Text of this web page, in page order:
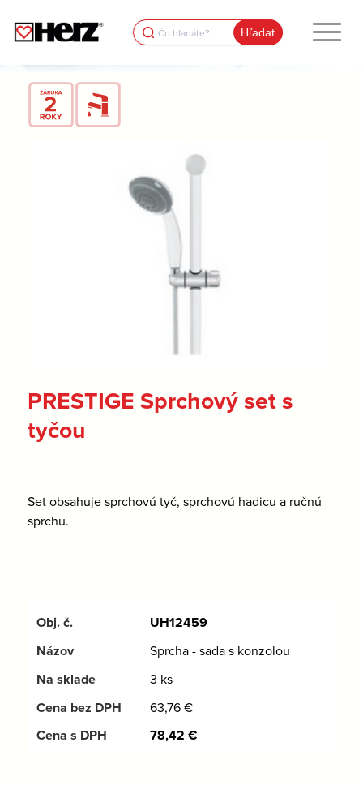
Search
for:
PRESTIGE Sprchový set s
tyčou
Set obsahuje sprchovú tyč, sprchovú hadicu a ručnú
sprchu.
UH12459
Sprcha - sada s konzolou
3 ks
63,76€
78,42 €